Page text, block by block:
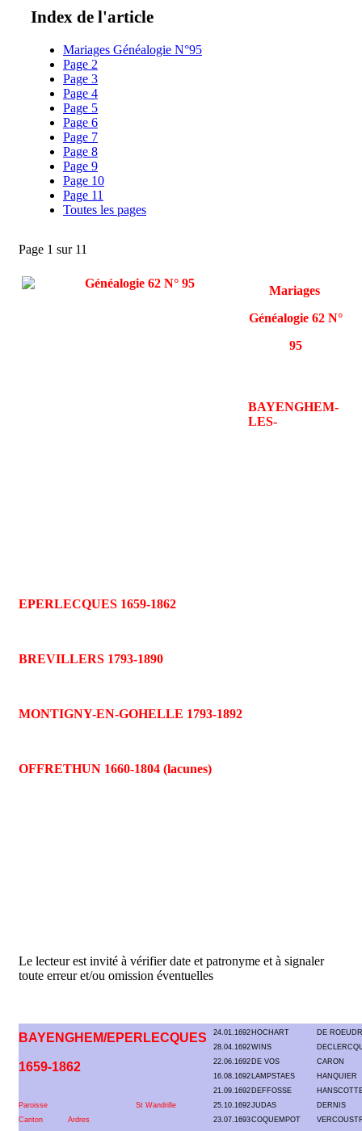
Index de l'article
Mariages Généalogie N°95
Page 2
Page 3
Page 4
Page 5
Page 6
Page 7
Page 8
Page 9
Page 10
Page 11
Toutes les pages
Page 1 sur 11
Mariages
Généalogie 62 N°
95
BAYENGHEM-
LES-
EPERLECQUES 1659-1862
BREVILLERS 1793-1890
MONTIGNY-EN-GOHELLE 1793-1892
OFFRETHUN 1660-1804 (lacunes)
Le lecteur est invité à vérifier date et patronyme et à signaler
toute erreur et/ou omission éventuelles
BAYENGHEM/EPERLECQUES 24.01.1692 HOCHART
DE
28.04.1692WINS
1659-1862 22.06.1692 DE VOS
CARON
16.08.1692 LAMPSTAES
HANQUIER
21.09.1692 DEFFOSSE
Paroisse
St Wandrille 25.10.1692JUDAS
DERNIS
Canton
Ardres 23.07.1693COQUEMPOT